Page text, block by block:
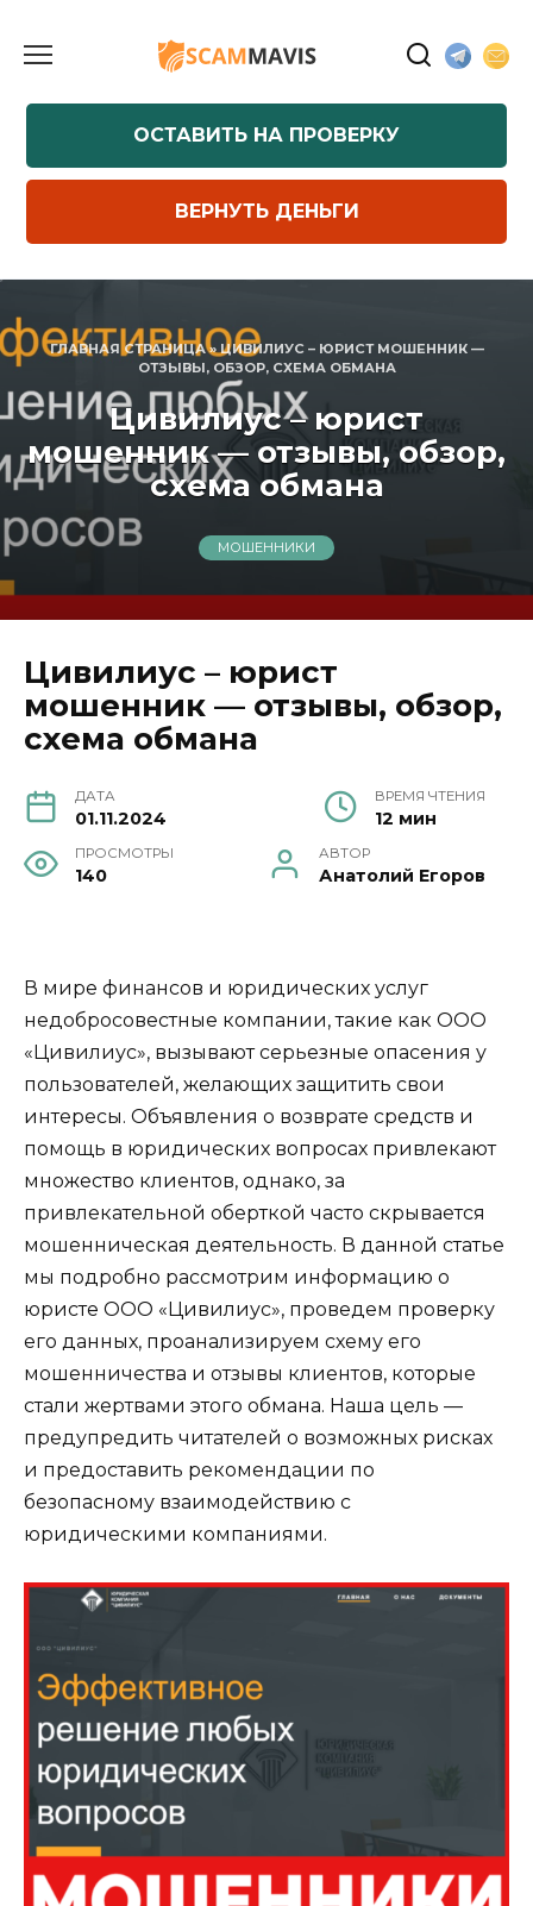
содержанию
ОСТАВИТЬ НА ПРОВЕРКУ
ВЕРНУТЬ ДЕНЬГИ
ГЛАВНАЯ СТРАНИЦА»ЦИВИЛИУС – ЮРИСТ МОШЕННИК —
ОТЗЫВЫ, ОБЗОР, СХЕМА ОБМАНА
Цивилиус – юрист
мошенник — отзывы, обзор,
схема обмана
МОШЕННИКИ
Цивилиус – юрист
мошенник — отзывы, обзор,
схема обмана
ДАТА
01.11.2024
ВРЕМЯ ЧТЕНИЯ
12 мин
ПРОСМОТРЫ
140
АВТОР
Анатолий Егоров
В мире финансов и юридических услуг
недобросовестные компании, такие как ООО
«Цивилиус», вызывают серьезные опасения у
пользователей, желающих защитить свои
интересы. Объявления о возврате средств и
помощь в юридических вопросах привлекают
множество клиентов, однако, за
привлекательной оберткой часто скрывается
мошенническая деятельность. В данной статье
мы подробно рассмотрим информацию о
юристе ООО «Цивилиус», проведем проверку
его данных, проанализируем схему его
мошенничества и отзывы клиентов, которые
стали жертвами этого обмана. Наша цель —
предупредить читателей о возможных рисках
и предоставить рекомендации по
безопасному взаимодействию с
юридическими компаниями.